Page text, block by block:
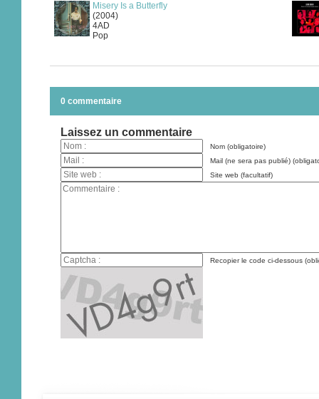
Misery Is a Butterfly
(2004)
4AD
Pop
0 commentaire
Laissez un commentaire
Nom (obligatoire)
Mail (ne sera pas publié)
Site web (facultatif)
Recopier le code ci-dessous